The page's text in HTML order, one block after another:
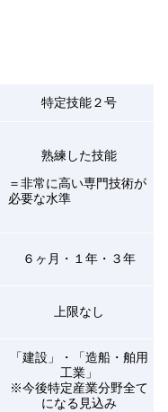
特定技能２号
熟練した技能
＝非常に高い専門技術が
必要な水準
６ヶ月・１年・３年
上限なし
「建設」・「造船・舶用
工業」
※今後特定産業分野全て
になる見込み